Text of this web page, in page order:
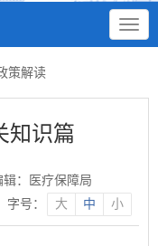
策解读
知识篇
辑：医疗保障局
字号： 大 中 小